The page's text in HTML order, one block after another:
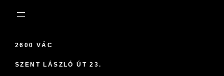
2600 VÁC
SZENT LÁSZLÓ ÚT 23.